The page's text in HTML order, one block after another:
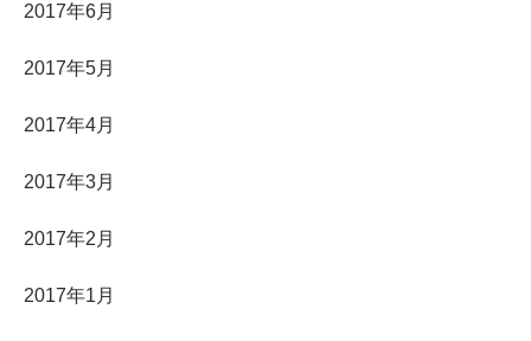
2017年6月
2017年5月
2017年4月
2017年3月
2017年2月
2017年1月